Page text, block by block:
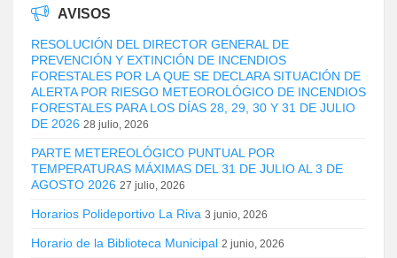
AVISOS
RESOLUCIÓN DEL DIRECTOR GENERAL DE
PREVENCIÓN Y EXTINCIÓN DE INCENDIOS
FORESTALES POR LA QUE SE DECLARA SITUACIÓN DE
ALERTA POR RIESGO METEOROLÓGICO DE INCENDIOS
FORESTALES PARA LOS DÍAS 28, 29, 30 Y 31 DE JULIO
DE 2026 28 julio, 2026
PARTE METEREOLÓGICO PUNTUAL POR
TEMPERATURAS MÁXIMAS DEL 31 DE JULIO AL 3 DE
AGOSTO 2026 27 julio, 2026
Horarios Polideportivo La Riva 3 junio, 2026
Horario de la Biblioteca Municipal 2 junio, 2026